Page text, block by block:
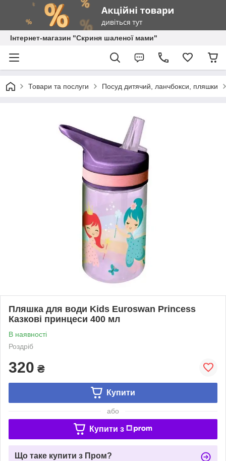
Інтернет-магазин "Скриня шаленої мами"
Товари та послуги Посуд дитячий, ланчбокси, пляшки
Пляшка для води Kids Euroswan Princess
Казкові принцеси 400 мл
В наявності
Роздріб
320 ₴
Купити
або
Купити з
Що таке купити з Пром?